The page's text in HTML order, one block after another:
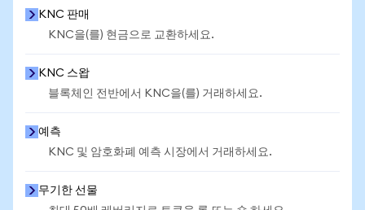
KNC 판매
KNC을(를) 현금으로 교환하세요.
KNC 스왑
블록체인 전반에서 KNC을(를) 거래하세요.
예측
KNC 및 암호화폐 예측 시장에서 거래하세요.
무기한 선물